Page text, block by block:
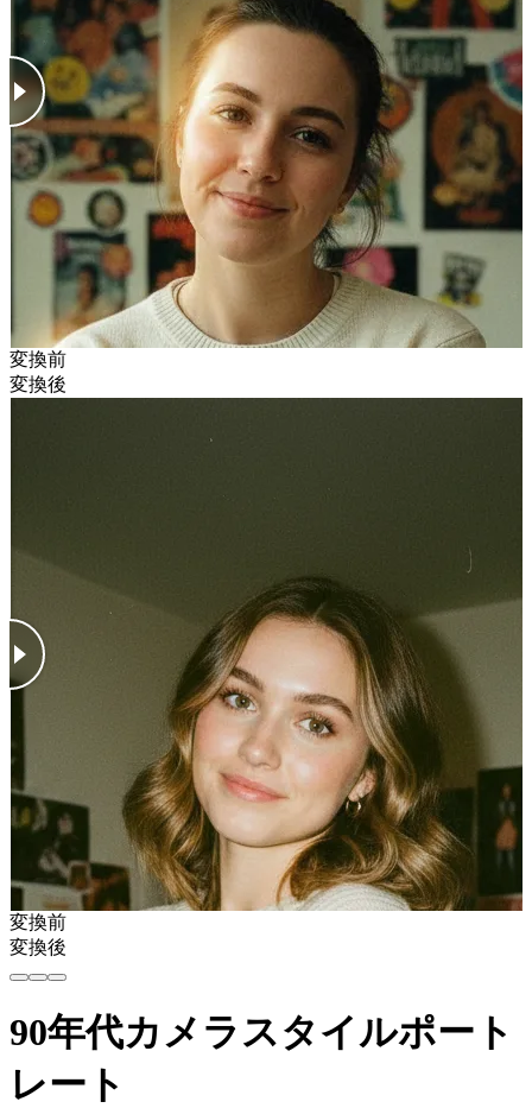
変換前
変換後
変換前
変換後
90年代カメラスタイルポート
レート